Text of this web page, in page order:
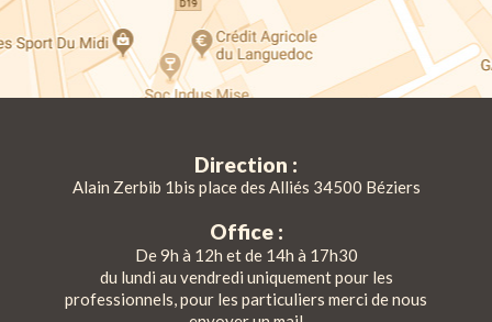
Direction :
Alain Zerbib 1bis place des Alliés 34500 Béziers
Office :
De 9h à 12h et de 14h à 17h30
du lundi au vendredi uniquement pour les
professionnels, pour les particuliers merci de nous